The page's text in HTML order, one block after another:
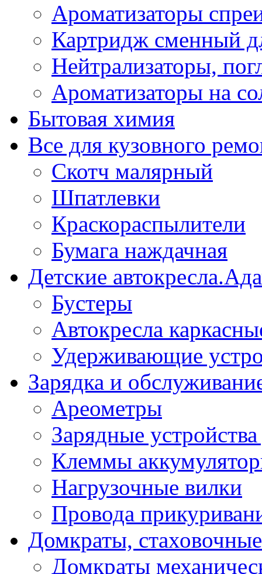
Ароматизаторы
Картридж сменный
Нейтрализаторы,
Ароматизаторы на
Бытовая химия
Все для кузовного
Скотч малярный
Шпатлевки
Краскораспылители
Бумага наждачная
Детские
Бустеры
Автокресла
Удерживающие
Зарядка и
Ареометры
Зарядные
Клеммы
Нагрузочные вилки
Провода
Домкраты,
Домкраты